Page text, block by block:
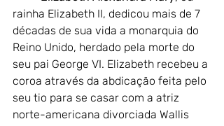
rainha Elizabeth II, dedicou mais de 7
décadas de sua vida a monarquia do
Reino Unido, herdado pela morte do
seu pai George VI. Elizabeth recebeu a
coroa através da abdicação feita pelo
seu tio para se casar com a atriz
norte-americana divorciada Wallis